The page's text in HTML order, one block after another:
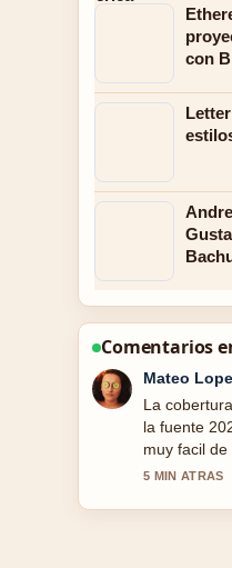
con
Comentarios
Lucia
Muy buen
Redmi Buds
batería y....
escribir asi.